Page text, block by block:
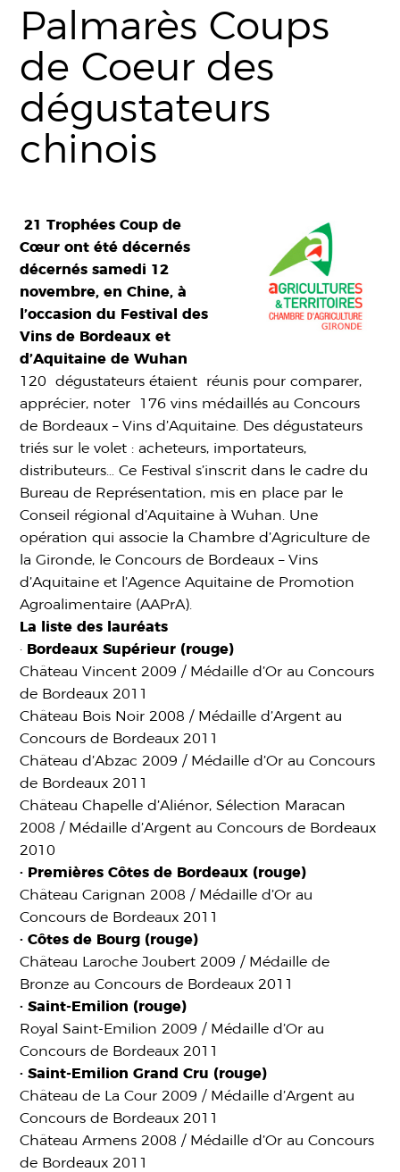
Palmarès Coups
de Coeur des
dégustateurs
chinois
21 Trophées Coup de
Cœur ont été décernés
décernés samedi 12
novembre, en Chine, à
l’occasion du Festival des
Vins de Bordeaux et
d’Aquitaine de Wuhan
120 dégustateurs étaient réunis pour comparer,
apprécier, noter 176 vins médaillés au Concours
de Bordeaux – Vins d’Aquitaine. Des dégustateurs
triés sur le volet : acheteurs, importateurs,
distributeurs… Ce Festival s’inscrit dans le cadre du
Bureau de Représentation, mis en place par le
Conseil régional d’Aquitaine à Wuhan. Une
opération qui associe la Chambre d’Agriculture de
la Gironde, le Concours de Bordeaux – Vins
d’Aquitaine et l’Agence Aquitaine de Promotion
Agroalimentaire (AAPrA).
La liste des lauréats
· Bordeaux Supérieur (rouge)
Château Vincent 2009 / Médaille d’Or au Concours
de Bordeaux 2011
Château Bois Noir 2008 / Médaille d’Argent au
Concours de Bordeaux 2011
Château d’Abzac 2009 / Médaille d’Or au Concours
de Bordeaux 2011
Château Chapelle d’Aliénor, Sélection Maracan
2008 / Médaille d’Argent au Concours de Bordeaux
2010
· Premières Côtes de Bordeaux (rouge)
Château Carignan 2008 / Médaille d’Or au
Concours de Bordeaux 2011
· Côtes de Bourg (rouge)
Château Laroche Joubert 2009 / Médaille de
Bronze au Concours de Bordeaux 2011
· Saint-Emilion (rouge)
Royal Saint-Emilion 2009 / Médaille d’Or au
Concours de Bordeaux 2011
· Saint-Emilion Grand Cru (rouge)
Château de La Cour 2009 / Médaille d’Argent au
Concours de Bordeaux 2011
Château Armens 2008 / Médaille d’Or au Concours
de Bordeaux 2011